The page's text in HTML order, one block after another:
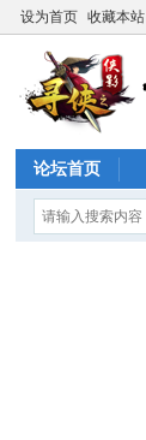
设为首页 收藏本站
论坛首页